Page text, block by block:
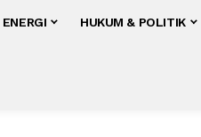
ENERGI HUKUM & POLITIK